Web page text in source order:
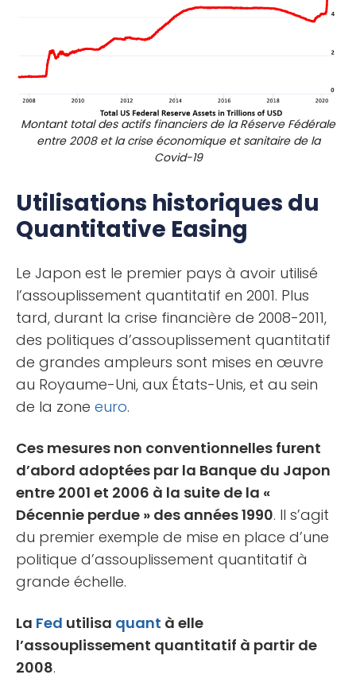
Montant total des actifs financiers de la Réserve Fédérale
entre 2008 et la crise économique et sanitaire de la
Covid-19
Utilisations historiques du
Quantitative Easing
Le Japon est le premier pays à avoir utilisé
l’assouplissement quantitatif en 2001. Plus
tard, durant la crise financière de 2008-2011,
des politiques d’assouplissement quantitatif
de grandes ampleurs sont mises en œuvre
au Royaume-Uni, aux États-Unis, et au sein
de la zone euro.
Ces mesures non conventionnelles furent
d’abord adoptées par la Banque du Japon
entre 2001 et 2006 à la suite de la «
Décennie perdue » des années 1990. Il s’agit
du premier exemple de mise en place d’une
politique d’assouplissement quantitatif à
grande échelle.
La Fed utilisa quant à elle
l’assouplissement quantitatif à partir de
2008.